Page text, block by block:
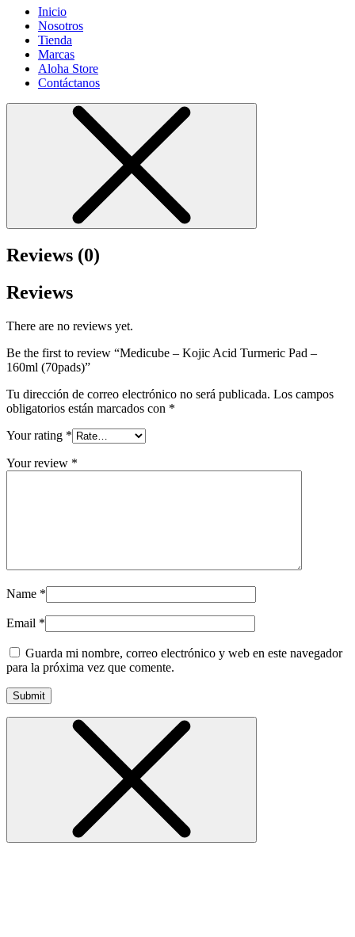
Inicio
Nosotros
Tienda
Marcas
Aloha Store
Contáctanos
Reviews (0)
Reviews
There are no reviews yet.
Be the first to review “Medicube – Kojic Acid Turmeric Pad –
160ml (70pads)”
Tu dirección de correo electrónico no será publicada. Los campos
obligatorios están marcados con *
Your rating *
Your review *
Name *
Email *
Guarda mi nombre, correo electrónico y web en este navegador
para la próxima vez que comente.